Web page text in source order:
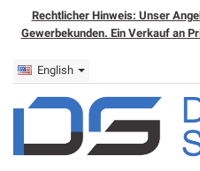
Rechtlicher Hinweis: Unser
Gewerbekunden. Ein Verkauf an
English